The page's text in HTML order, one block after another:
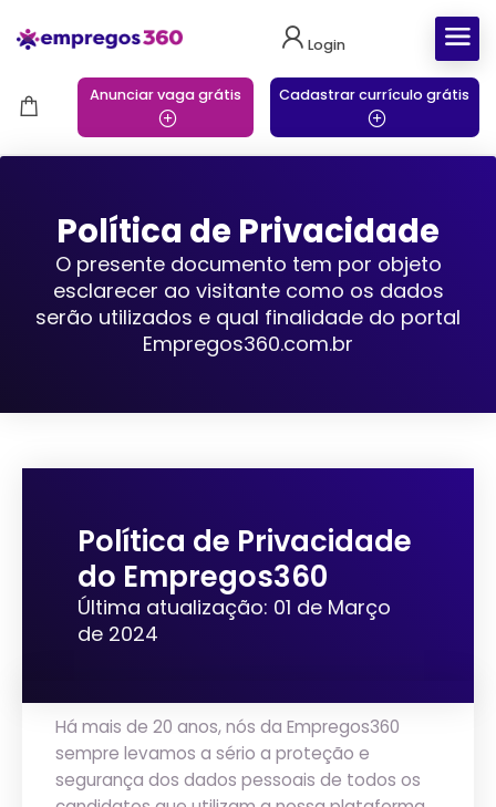
Login
Anunciar vaga grátis Cadastrar currículo grátis
Política de Privacidade
O presente documento tem por objeto
esclarecer ao visitante como os dados
serão utilizados e qual finalidade do portal
Empregos360.com.br
Política de Privacidade
do Empregos360
Última atualização: 01 de Março
de 2024
Há mais de 20 anos, nós da Empregos360
sempre levamos a sério a proteção e
segurança dos dados pessoais de todos os